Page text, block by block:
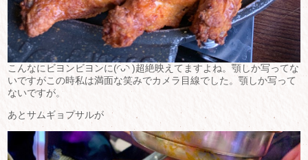
こんなにビヨンビヨンに(◜ᴗ◝ )超絶映えてますよね。顎しか写ってな
いですがこの時私は満面な笑みでカメラ目線でした。顎しか写って
ないですが。
あとサムギョプサルが